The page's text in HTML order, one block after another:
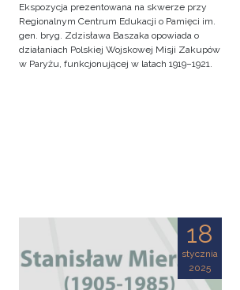
Ekspozycja prezentowana na skwerze przy
Regionalnym Centrum Edukacji o Pamięci im.
gen. bryg. Zdzisława Baszaka opowiada o
działaniach Polskiej Wojskowej Misji Zakupów
w Paryżu, funkcjonującej w latach 1919–1921.
18
stycznia
2025